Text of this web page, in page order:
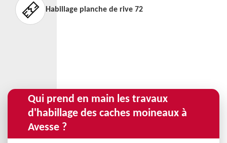
Habillage planche de rive 72
Qui prend en main les travaux
d'habillage des caches moineaux à
Avesse ?